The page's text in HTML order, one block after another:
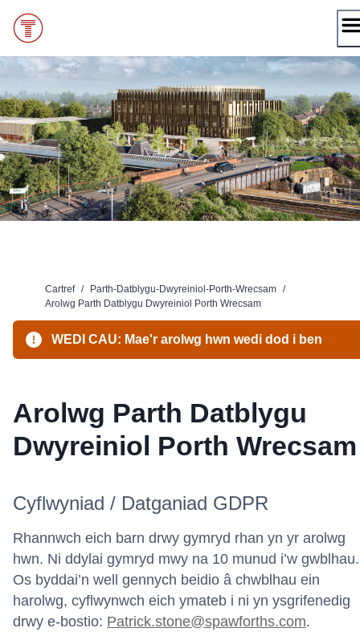
cynnwys
Cartref / Parth-Datblygu-Dwyreiniol-Porth-Wrecsam /
Arolwg Parth Datblygu Dwyreiniol Porth Wrecsam
WEDI CAU: Mae'r arolwg hwn wedi dod i ben
Arolwg Parth Datblygu
Dwyreiniol Porth Wrecsam
Cyflwyniad / Datganiad GDPR
Rhannwch eich barn drwy gymryd rhan yn yr arolwg
hwn. Ni ddylai gymryd mwy na 10 munud i’w gwblhau.
Os byddai’n well gennych beidio â chwblhau ein
harolwg, cyflwynwch eich ymateb i ni yn ysgrifenedig
drwy e-bostio: Patrick.stone@spawforths.com.